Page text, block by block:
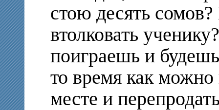
стою десять
втолковать
поиграешь и
то время как можно
месте и